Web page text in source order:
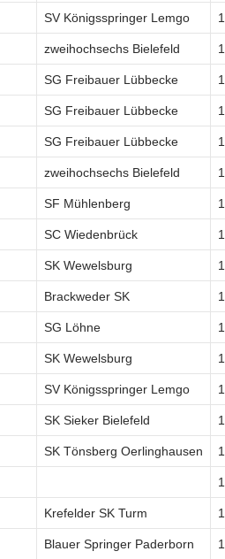
SV Königsspringer Lemgo
zweihochsechs Bielefeld
SG Freibauer Lübbecke
SG Freibauer Lübbecke
SG Freibauer Lübbecke
zweihochsechs Bielefeld
SF Mühlenberg
SC Wiedenbrück
SK Wewelsburg
Brackweder SK
SG Löhne
SK Wewelsburg
SV Königsspringer Lemgo
SK Sieker Bielefeld
SK Tönsberg Oerlinghausen
Krefelder SK Turm
Blauer Springer Paderborn